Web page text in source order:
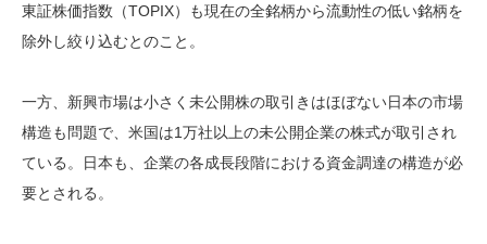
東証株価指数（TOPIX）も現在の全銘柄から流動性の低い銘柄を
除外し絞り込むとのこと。
一方、新興市場は小さく未公開株の取引きはほぼない日本の市場
構造も問題で、米国は1万社以上の未公開企業の株式が取引され
ている。日本も、企業の各成長段階における資金調達の構造が必
要とされる。